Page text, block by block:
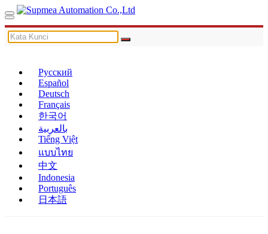
Русский
Español
Deutsch
Français
한국어
بالعربية
Tiếng Việt
แบบไทย
中文
Indonesia
Português
日本語